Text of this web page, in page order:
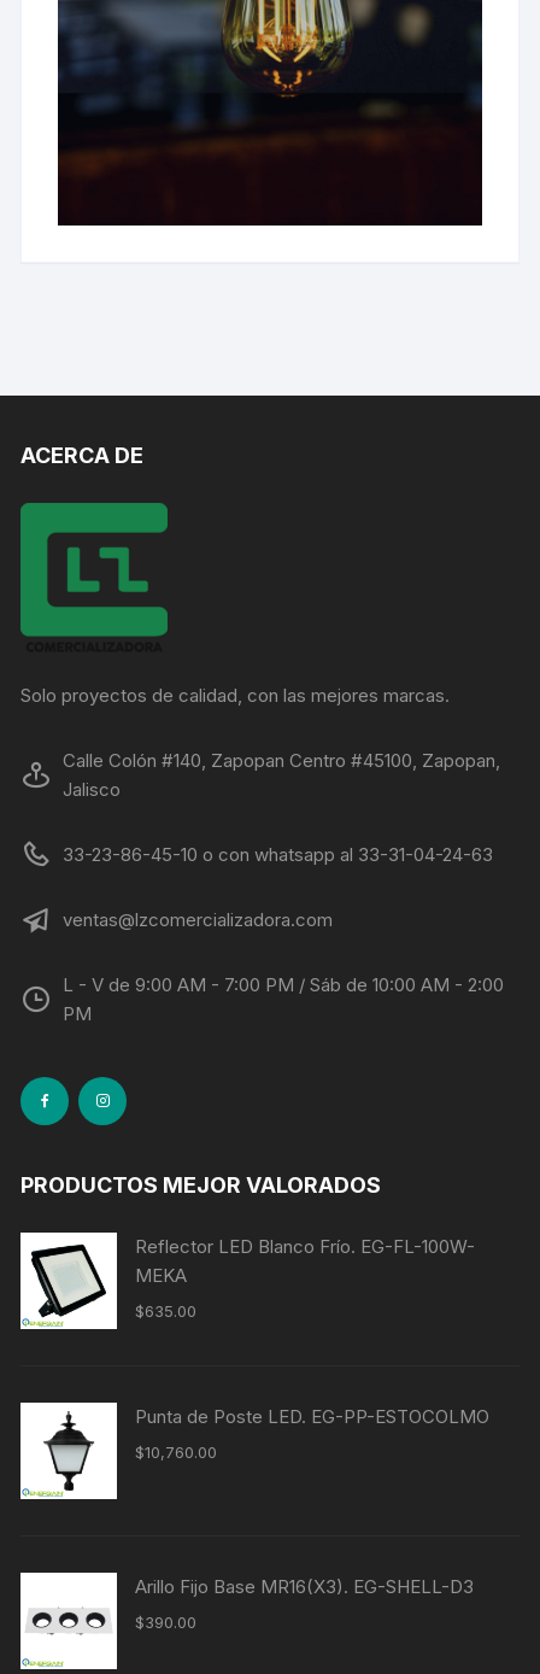
ACERCA DE
Solo proyectos de calidad, con las mejores marcas.
Calle Colón #140, Zapopan Centro #45100, Zapopan,
Jalisco
33-23-86-45-10 o con whatsapp al 33-31-04-24-63
ventas@lzcomercializadora.com
L - V de 9:00 AM - 7:00 PM / Sáb de 10:00 AM - 2:00
PM
PRODUCTOS MEJOR VALORADOS
Reflector LED Blanco Frío. EG-FL-100W-
MEKA
$635.00
Punta de Poste LED. EG-PP-ESTOCOLMO
$10,760.00
Arillo Fijo Base MR16(X3). EG-SHELL-D3
$390.00